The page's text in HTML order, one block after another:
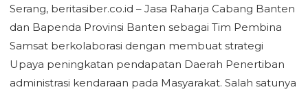
Serang, beritasiber.co.id – Jasa Raharja Cabang Banten
dan Bapenda Provinsi Banten sebagai Tim Pembina
Samsat berkolaborasi dengan membuat strategi
Upaya peningkatan pendapatan Daerah Penertiban
administrasi kendaraan pada Masyarakat. Salah satunya